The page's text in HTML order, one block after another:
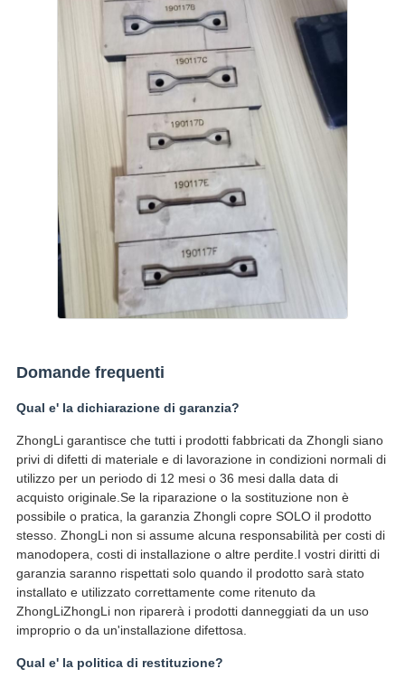
Domande frequenti
Qual e' la dichiarazione di garanzia?
ZhongLi garantisce che tutti i prodotti fabbricati da Zhongli siano
privi di difetti di materiale e di lavorazione in condizioni normali di
utilizzo per un periodo di 12 mesi o 36 mesi dalla data di
acquisto originale.Se la riparazione o la sostituzione non è
possibile o pratica, la garanzia Zhongli copre SOLO il prodotto
stesso. ZhongLi non si assume alcuna responsabilità per costi di
manodopera, costi di installazione o altre perdite.I vostri diritti di
garanzia saranno rispettati solo quando il prodotto sarà stato
installato e utilizzato correttamente come ritenuto da
ZhongLiZhongLi non riparerà i prodotti danneggiati da un uso
improprio o da un'installazione difettosa.
Qual e' la politica di restituzione?